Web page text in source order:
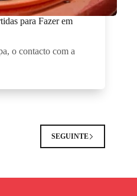
para Fazer em
o contacto com a
SEGUINTE